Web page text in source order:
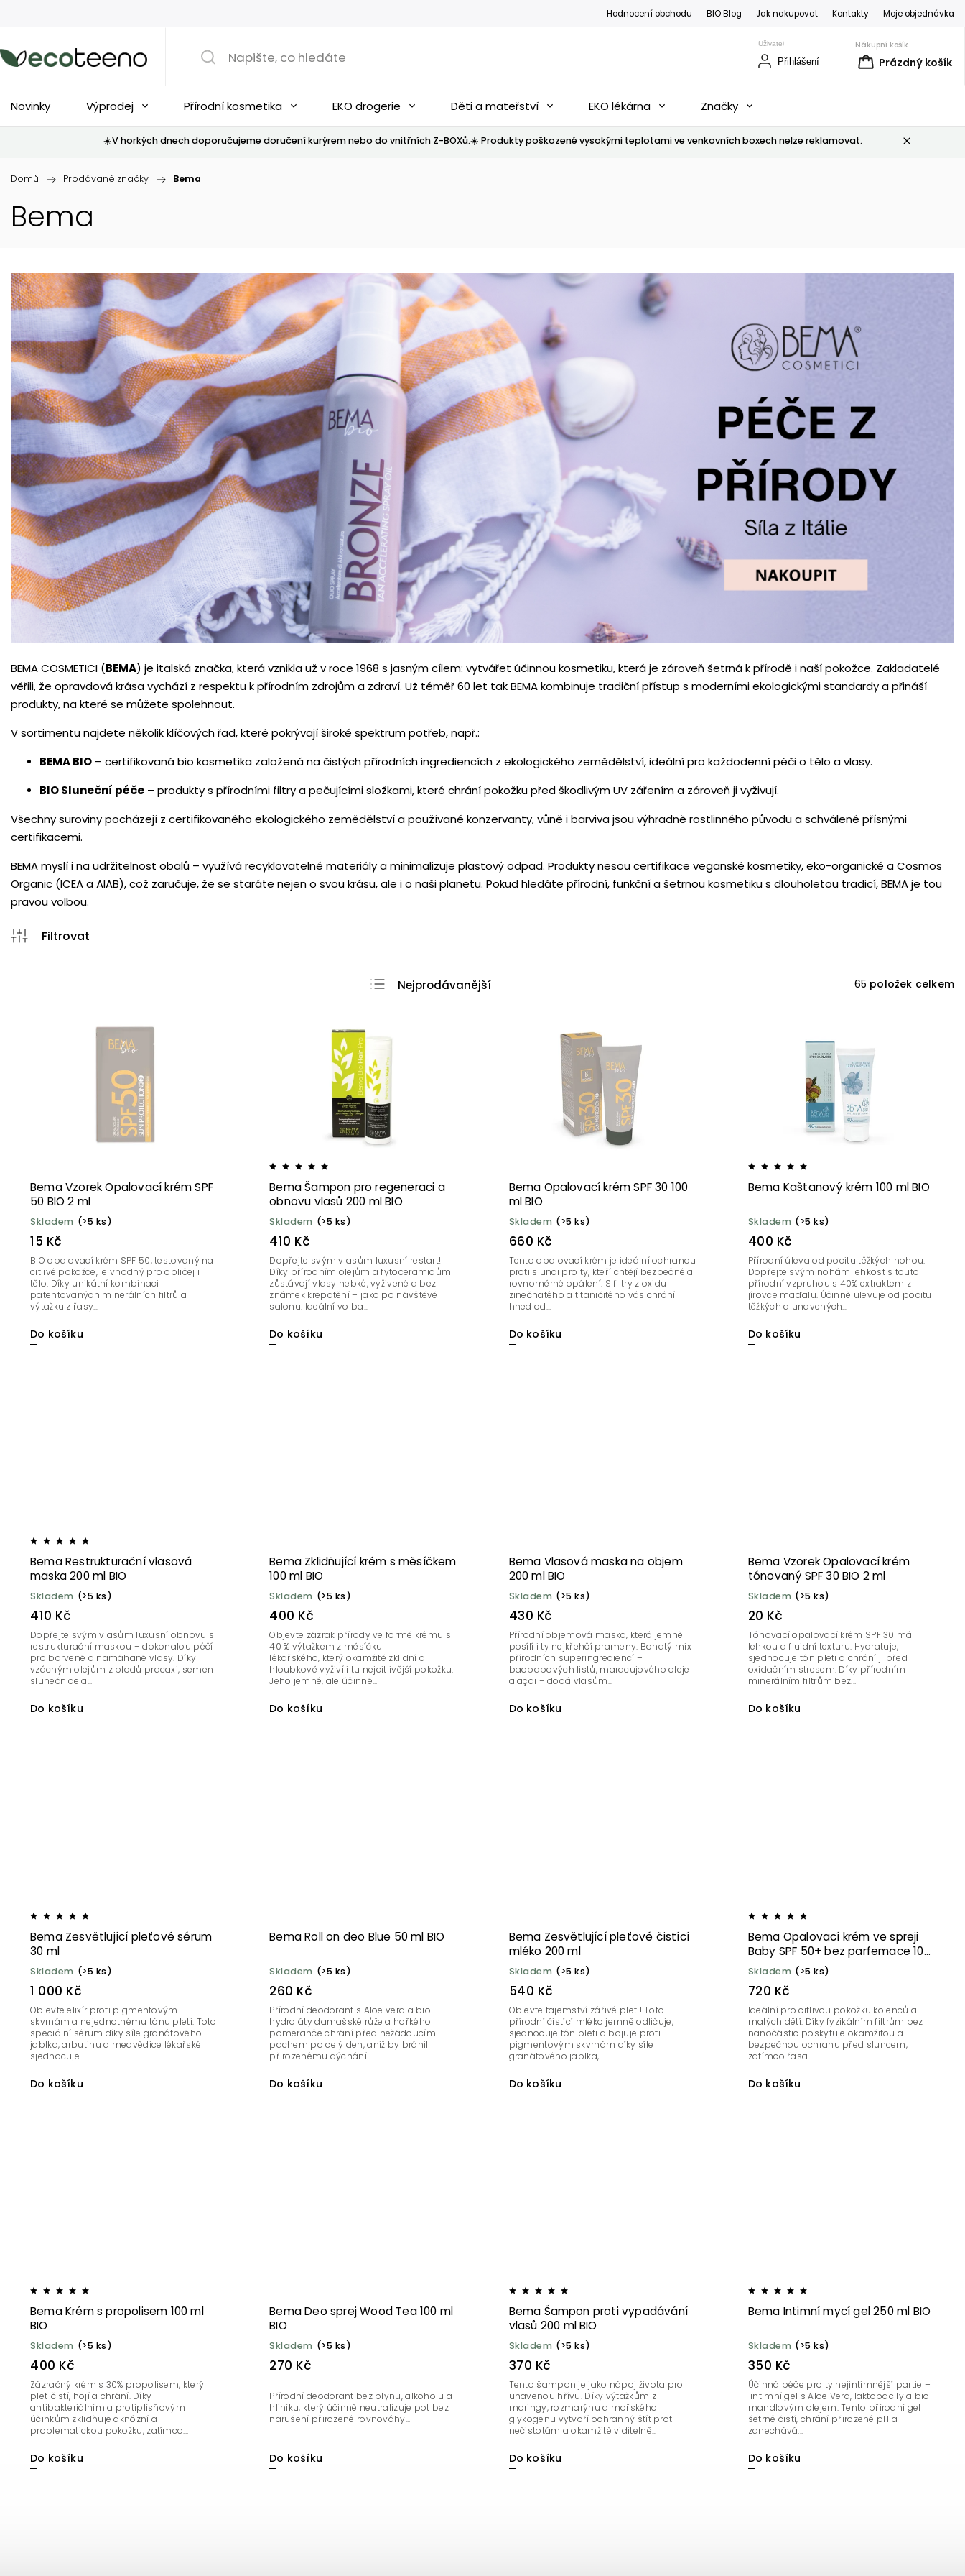
Hodnocení obchodu BIO Blog Jak nakupovat Kontakty Moje objednávka
Nákupní košík
Prázdný košík
Přihlášení
Novinky Výprodej Přírodní kosmetika EKO drogerie Děti a mateřství EKO lékárna Značky
☀️V horkých dnech doporučujeme doručení kurýrem nebo do vnitřních Z-BOXů.☀️ Produkty poškozené vysokými teplotami ve venkovních boxech nelze reklamovat.
Domů / Prodávané značky / Bema
Bema
BEMA COSMETICI (BEMA) je italská značka, která vznikla už v roce 1968 s jasným cílem: vytvářet účinnou kosmetiku, která je zároveň šetrná k přírodě i naší pokožce. Zakladatelé
věřili, že opravdová krása vychází z respektu k přírodním zdrojům a zdraví. Už téměř 60 let tak BEMA kombinuje tradiční přístup s moderními ekologickými standardy a přináší
produkty, na které se můžete spolehnout.
V sortimentu najdete několik klíčových řad, které pokrývají široké spektrum potřeb, např.:
BEMA BIO – certifikovaná bio kosmetika založená na čistých přírodních ingrediencích z ekologického zemědělství, ideální pro každodenní péči o tělo a vlasy.
BIO Sluneční péče – produkty s přírodními filtry a pečujícími složkami, které chrání pokožku před škodlivým UV zářením a zároveň ji vyživují.
Všechny suroviny pocházejí z certifikovaného ekologického zemědělství a používané konzervanty, vůně i barviva jsou výhradně rostlinného původu a schválené přísnými
certifikacemi.
BEMA myslí i na udržitelnost obalů – využívá recyklovatelné materiály a minimalizuje plastový odpad. Produkty nesou certifikace veganské kosmetiky, eko-organické a Cosmos
Organic (ICEA a AIAB), což zaručuje, že se staráte nejen o svou krásu, ale i o naši planetu. Pokud hledáte přírodní, funkční a šetrnou kosmetiku s dlouholetou tradicí, BEMA je tou
pravou volbou.
Nejprodávanější
65 položek celkem
Bema Vzorek Opalovací krém SPF
50 BIO 2 ml
Skladem (>5 ks)
15 Kč
Do košíku
BIO opalovací krém SPF 50, testovaný na
citlivé pokožce, je vhodný pro obličej i
tělo. Díky unikátní kombinaci
patentovaných minerálních filtrů a
výtažku z řasy...
Bema Šampon pro regeneraci a
obnovu vlasů 200 ml BIO
Skladem (>5 ks)
410 Kč
Do košíku
Dopřejte svým vlasům luxusní restart!
Díky přírodním olejům a fytoceramidům
zůstávají vlasy hebké, vyživené a bez
známek krepatění – jako po návštěvě
salonu. Ideální volba...
Bema Opalovací krém SPF 30 100
ml BIO
Skladem (>5 ks)
660 Kč
Do košíku
Tento opalovací krém je ideální ochranou
proti slunci pro ty, kteří chtějí bezpečné a
rovnoměrné opálení. S filtry z oxidu
zinečnatého a titaničitého vás chrání
hned od...
Bema Kaštanový krém 100 ml BIO
Skladem (>5 ks)
400 Kč
Do košíku
Přírodní úleva od pocitu těžkých nohou.
Dopřejte svým nohám lehkost s touto
přírodní vzpruhou s 40% extraktem z
jírovce maďalu. Účinně ulevuje od pocitu
těžkých a unavených...
Bema Restrukturační vlasová
maska 200 ml BIO
Skladem (>5 ks)
410 Kč
Do košíku
Dopřejte svým vlasům luxusní obnovu s
restrukturační maskou – dokonalou péčí
pro barvené a namáhané vlasy. Díky
vzácným olejům z plodů pracaxi, semen
slunečnice a...
Bema Zklidňující krém s měsíčkem
100 ml BIO
Skladem (>5 ks)
400 Kč
Do košíku
Objevte zázrak přírody ve formě krému s
40 % výtažkem z měsíčku
lékařského, který okamžitě zklidní a
hloubkově vyživí i tu nejcitlivější pokožku.
Jeho jemné, ale účinné...
Bema Vlasová maska na objem
200 ml BIO
Skladem (>5 ks)
430 Kč
Do košíku
Přírodní objemová maska, která jemně
posílí i ty nejkřehčí prameny. Bohatý mix
přírodních superingrediencí –
baobabových listů, maracujového oleje
a açai – dodá vlasům...
Bema Vzorek Opalovací krém
tónovaný SPF 30 BIO 2 ml
Skladem (>5 ks)
20 Kč
Do košíku
Tónovací opalovací krém SPF 30 má
lehkou a fluidní texturu. Hydratuje,
sjednocuje tón pleti a chrání ji před
oxidačním stresem. Díky přírodním
minerálním filtrům bez...
Bema Zesvětlující pleťové sérum
30 ml
Skladem (>5 ks)
1 000 Kč
Do košíku
Objevte elixír proti pigmentovým
skvrnám a nejednotnému tónu pleti. Toto
speciální sérum díky síle granátového
jablka, arbutinu a medvědice lékařské
sjednocuje...
Bema Roll on deo Blue 50 ml BIO
Skladem (>5 ks)
260 Kč
Do košíku
Přírodní deodorant s Aloe vera a bio
hydroláty damašské růže a hořkého
pomeranče chrání před nežádoucím
pachem po celý den, aniž by bránil
přirozenému dýchání...
Bema Zesvětlující pleťové čistící
mléko 200 ml
Skladem (>5 ks)
540 Kč
Do košíku
Objevte tajemství zářivé pleti! Toto
přírodní čistící mléko jemně odličuje,
sjednocuje tón pleti a bojuje proti
pigmentovým skvrnám díky síle
granátového jablka,...
Bema Opalovací krém ve spreji
Baby SPF 50+ bez parfemace 100
ml BIO
Skladem (>5 ks)
720 Kč
Do košíku
Ideální pro citlivou pokožku kojenců a
malých dětí. Díky fyzikálním filtrům bez
nanočástic poskytuje okamžitou a
bezpečnou ochranu před sluncem,
zatímco řasa...
Bema Krém s propolisem 100 ml
BIO
Skladem (>5 ks)
400 Kč
Do košíku
Zázračný krém s 30% propolisem, který
pleť čistí, hojí a chrání. Díky
antibakteriálním a protiplísňovým
účinkům zklidňuje aknózní a
problematickou pokožku, zatímco...
Bema Deo sprej Wood Tea 100 ml
BIO
Skladem (>5 ks)
270 Kč
Do košíku
Přírodní deodorant bez plynu, alkoholu a
hliníku, který účinně neutralizuje pot bez
narušení přirozené rovnováhy...
Bema Šampon proti vypadávání
vlasů 200 ml BIO
Skladem (>5 ks)
370 Kč
Do košíku
Tento šampon je jako nápoj života pro
unavenou hřívu. Díky výtažkům z
moringy, rozmarýnu a mořského
glykogenu vytvoří ochranný štít proti
nečistotám a okamžitě viditelně...
Bema Intimní mycí gel 250 ml BIO
Skladem (>5 ks)
350 Kč
Do košíku
Účinná péče pro ty nejintimnější partie –
intimní gel s Aloe Vera, laktobacily a bio
mandlovým olejem. Tento přírodní gel
šetrně čistí, chrání přirozené pH a
zanechává...